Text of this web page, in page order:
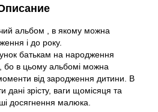
альбом , в якому можна
і до року.
батькам на народження
бо в цьому альбомі можна
від зародження дитини. В
дані зрісту, ваги щомісяця та
досягнення малюка.